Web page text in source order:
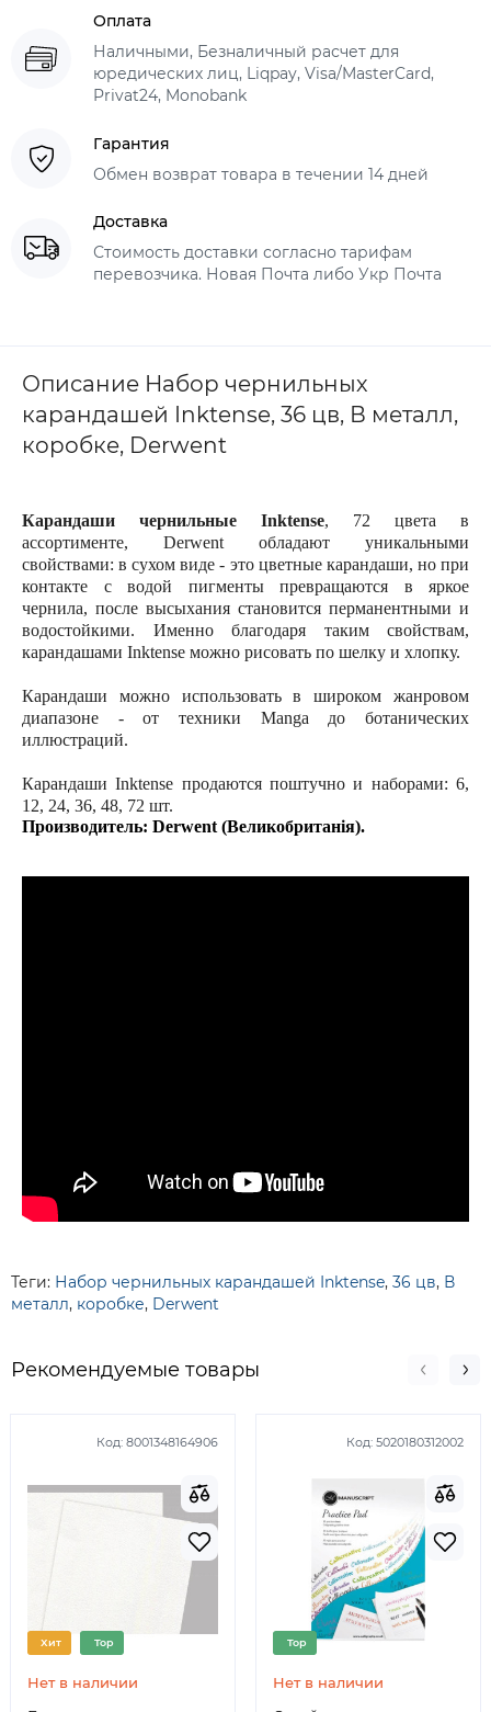
Оплата
Наличными, Безналичный расчет для
юредических лиц, Liqpay, Visa/MasterCard,
Privat24, Monobank
Гарантия
Обмен возврат товара в течении 14 дней
Доставка
Стоимость доставки согласно тарифам
перевозчика. Новая Почта либо Укр Почта
Описание Набор чернильных
карандашей Inktense, 36 цв, В металл,
коробке, Derwent
Карандаши чернильные Inktense, 72 цвета в
ассортименте, Derwent обладают уникальными
свойствами: в сухом виде - это цветные карандаши, но при
контакте с водой пигменты превращаются в яркое
чернила, после высыхания становится перманентными и
водостойкими. Именно благодаря таким свойствам,
карандашами Inktense можно рисовать по шелку и хлопку.
Карандаши можно использовать в широком жанровом
диапазоне - от техники Manga до ботанических
иллюстраций.
Карандаши Inktense продаются поштучно и наборами: 6,
12, 24, 36, 48, 72 шт.
Производитель: Derwent (Великобританія).
Теги: Набор чернильных карандашей Inktense, 36 цв, В
металл, коробке, Derwent
Рекомендуемые товары
Код: 8001348164906
Хит Top
Нет в наличии
Код: 5020180312002
Top
Нет в наличии